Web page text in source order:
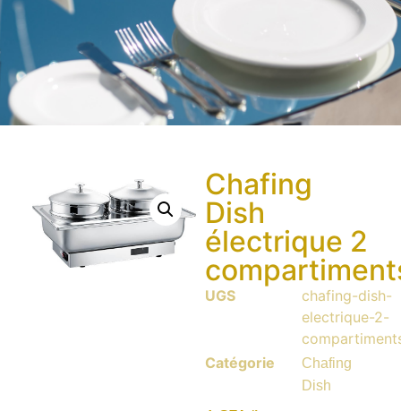
Chafing
Dish
électrique 2
UGS
chafing-dish-
electrique-2-
Catégorie
Chafing
Dish